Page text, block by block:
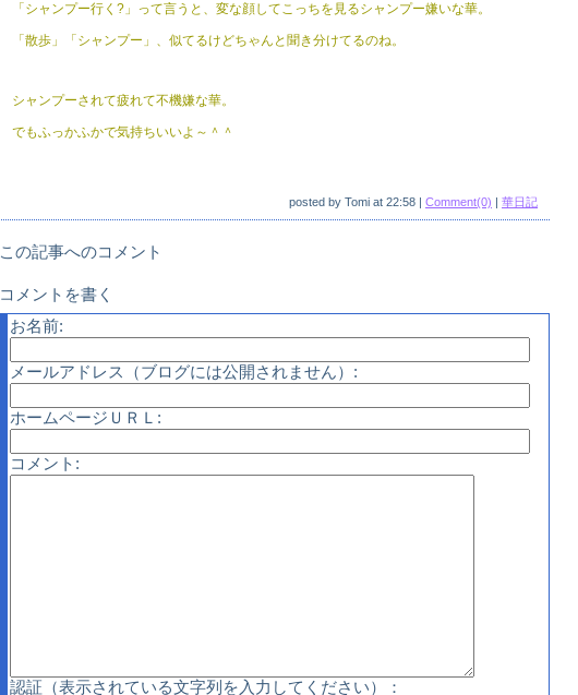
「シャンプー行く?」って言うと、変な顔してこっちを見るシャンプー嫌いな華。
「散歩」「シャンプー」、似てるけどちゃんと聞き分けてるのね。
シャンプーされて疲れて不機嫌な華。
でもふっかふかで気持ちいいよ～＾＾
posted by Tomi at 22:58 | Comment(0) | 華日記
この記事へのコメント
コメントを書く
お名前:
メールアドレス（ブログには公開されません）:
ホームページＵＲＬ:
コメント:
認証（表示されている文字列を入力してください）：